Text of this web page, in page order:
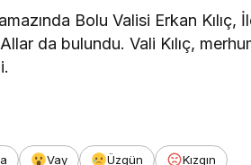
Bolu Valisi Erkan
da bulundu. Vali Kılıç,
Vay Üzgün Kızgın